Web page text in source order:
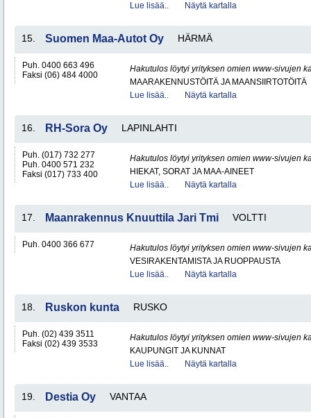
Lue lisää..
Näytä kartalla
15. Suomen Maa-Autot Oy HÄRMÄ
Puh. 0400 663 496
Faksi (06) 484 4000
Hakutulos löytyi yrityksen omien www-sivujen
MAARAKENNUSTÖITÄ JA MAANSIIRTOTÖITÄ
Lue lisää..
Näytä kartalla
16. RH-Sora Oy LAPINLAHTI
Puh. (017) 732 277
Puh. 0400 571 232
Faksi (017) 733 400
Hakutulos löytyi yrityksen omien www-sivujen
HIEKAT, SORAT JA MAA-AINEET
Lue lisää..
Näytä kartalla
17. Maanrakennus Knuuttila Jari Tmi VOLTTI
Puh. 0400 366 677
Hakutulos löytyi yrityksen omien www-sivujen
VESIRAKENTAMISTA JA RUOPPAUSTA
Lue lisää..
Näytä kartalla
18. Ruskon kunta RUSKO
Puh. (02) 439 3511
Faksi (02) 439 3533
Hakutulos löytyi yrityksen omien www-sivujen
KAUPUNGIT JA KUNNAT
Lue lisää..
Näytä kartalla
19. Destia Oy VANTAA